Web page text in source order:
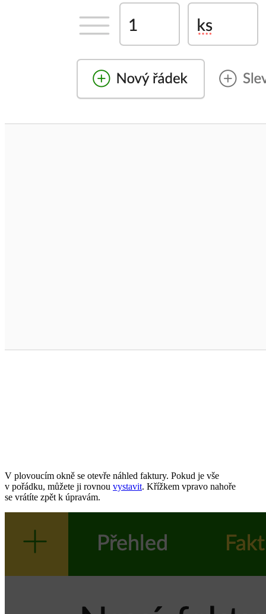
V plovoucím okně se otevře náhled faktury. Pokud je vše
v pořádku, můžete ji rovnou vystavit. Křížkem vpravo nahoře
se vrátíte zpět k úpravám.